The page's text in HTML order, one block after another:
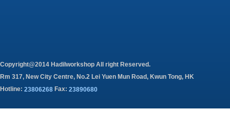
Copyright@2014 Hadilworkshop All right Reserved.
Rm 317, New City Centre, No.2 Lei Yuen Mun Road, Kwun Tong, HK
Hotline: 23806268 Fax: 23890680